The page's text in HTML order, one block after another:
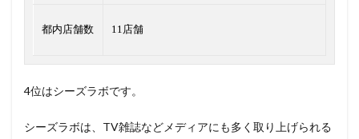
都内店舗数 11店舗
4位はシーズラボです。
シーズラボは、TV雑誌などメディアにも多く取り上げられる